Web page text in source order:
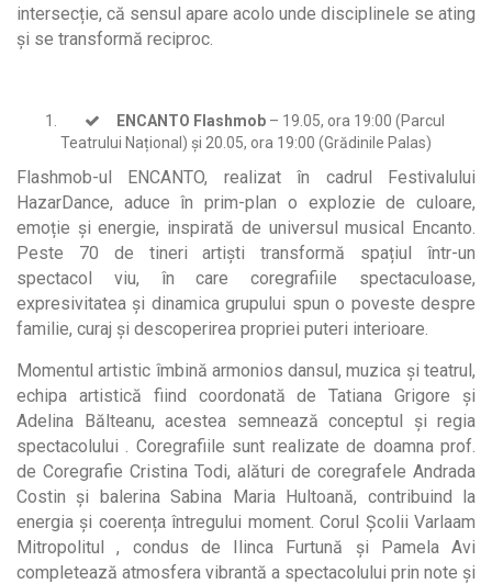
intersecție, că sensul apare acolo unde disciplinele se ating
și se transformă reciproc.
ENCANTO Flashmob – 19.05, ora 19:00 (Parcul
Teatrului Național) și 20.05, ora 19:00 (Grădinile Palas)
Flashmob-ul ENCANTO, realizat în cadrul Festivalului
HazarDance, aduce în prim-plan o explozie de culoare,
emoție și energie, inspirată de universul musical Encanto.
Peste 70 de tineri artiști transformă spațiul într-un
spectacol viu, în care coregrafiile spectaculoase,
expresivitatea și dinamica grupului spun o poveste despre
familie, curaj și descoperirea propriei puteri interioare.
Momentul artistic îmbină armonios dansul, muzica și teatrul,
echipa artistică fiind coordonată de Tatiana Grigore și
Adelina Bălteanu, acestea semnează conceptul și regia
spectacolului . Coregrafiile sunt realizate de doamna prof.
de Coregrafie Cristina Todi, alături de coregrafele Andrada
Costin și balerina Sabina Maria Hultoană, contribuind la
energia și coerența întregului moment. Corul Școlii Varlaam
Mitropolitul , condus de Ilinca Furtună și Pamela Avi
completează atmosfera vibrantă a spectacolului prin note și